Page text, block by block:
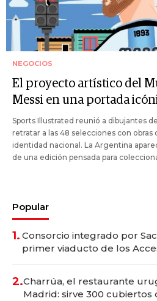
NEGOCIOS
El proyecto artístico del
Messi en una portada
Sports Illustrated reunió a dibujantes
retratar a las 48 selecciones con
identidad nacional. La Argentina
de una edición pensada para
Popular
1. Consorcio integrado por
primer viaducto de los
2.Charrúa, el restaurante
Madrid: sirve 300 cubiertos